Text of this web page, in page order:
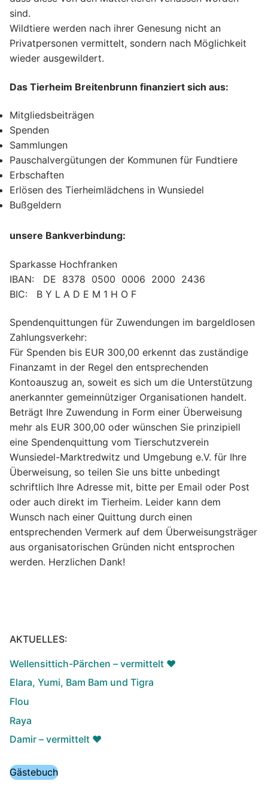
sind.
Wildtiere werden nach ihrer Genesung nicht an
Privatpersonen vermittelt, sondern nach Möglichkeit
wieder ausgewildert.
Das Tierheim Breitenbrunn finanziert sich aus:
Mitgliedsbeiträgen
Spenden
Sammlungen
Pauschalvergütungen der Kommunen für Fundtiere
Erbschaften
Erlösen des Tierheimlädchens in Wunsiedel
Bußgeldern
unsere Bankverbindung:
Sparkasse Hochfranken
IBAN: DE 8378 0500 0006 2000 2436
BIC: B Y L A D E M 1 H O F
Spendenquittungen für Zuwendungen im bargeldlosen
Zahlungsverkehr:
Für Spenden bis EUR 300,00 erkennt das zuständige
Finanzamt in der Regel den entsprechenden
Kontoauszug an, soweit es sich um die Unterstützung
anerkannter gemeinnütziger Organisationen handelt.
Beträgt Ihre Zuwendung in Form einer Überweisung
mehr als EUR 300,00 oder wünschen Sie prinzipiell
eine Spendenquittung vom Tierschutzverein
Wunsiedel-Marktredwitz und Umgebung e.V. für Ihre
Überweisung, so teilen Sie uns bitte unbedingt
schriftlich Ihre Adresse mit, bitte per Email oder Post
oder auch direkt im Tierheim. Leider kann dem
Wunsch nach einer Quittung durch einen
entsprechenden Vermerk auf dem Überweisungsträger
aus organisatorischen Gründen nicht entsprochen
werden. Herzlichen Dank!
AKTUELLES:
Wellensittich-Pärchen – vermittelt ♥️
Elara, Yumi, Bam Bam und Tigra
Flou
Raya
Damir – vermittelt ♥️
Gästebuch